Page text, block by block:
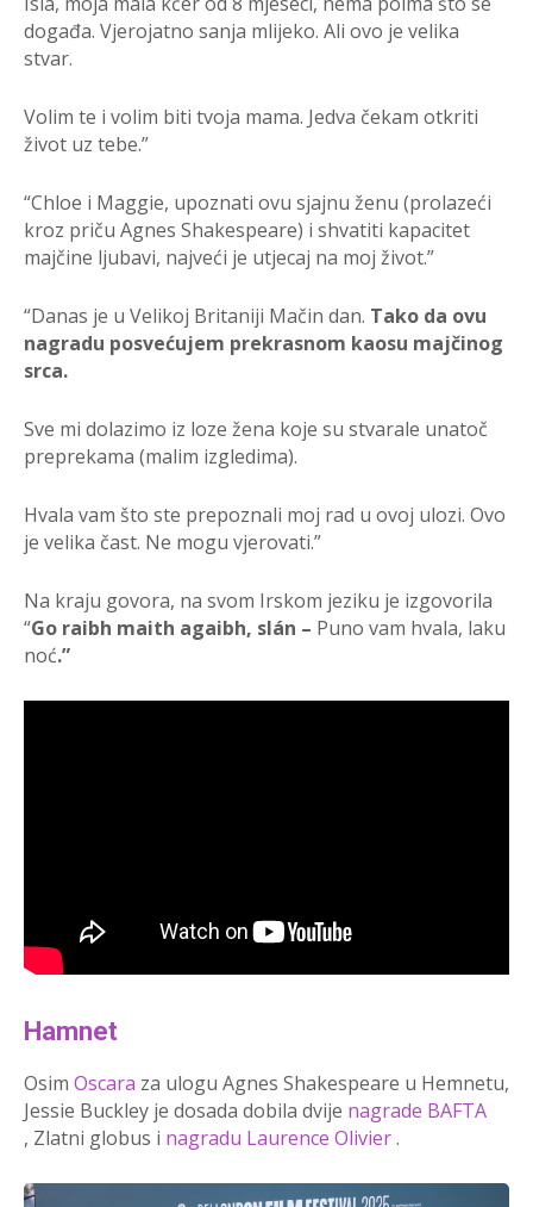
događa. Vjerojatno sanja mlijeko. Ali ovo je velika
stvar.
Volim te i volim biti tvoja mama. Jedva čekam otkriti
život uz tebe.”
“Chloe i Maggie, upoznati ovu sjajnu ženu (prolazeći
kroz priču Agnes Shakespeare) i shvatiti kapacitet
majčine ljubavi, najveći je utjecaj na moj život.”
“Danas je u Velikoj Britaniji Mačin dan. Tako da ovu
nagradu posvećujem prekrasnom kaosu majčinog
srca.
Sve mi dolazimo iz loze žena koje su stvarale unatoč
preprekama (malim izgledima).
Hvala vam što ste prepoznali moj rad u ovoj ulozi. Ovo
je velika čast. Ne mogu vjerovati.”
Na kraju govora, na svom Irskom jeziku je izgovorila
“Go raibh maith agaibh, slán – Puno vam hvala, laku
noć.”
Hamnet
Osim Oscara za ulogu Agnes Shakespeare u Hemnetu,
Jessie Buckley je dosada dobila dvije nagrade BAFTA
, Zlatni globus i nagradu Laurence Olivier.